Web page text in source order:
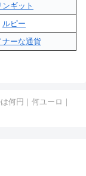
ンギット
ルピー
ナーな通貨
何円｜何ユーロ｜